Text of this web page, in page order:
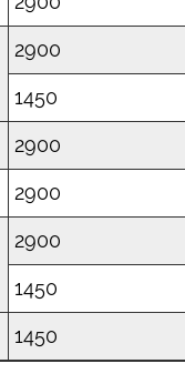
2900
1450
2900
2900
2900
1450
1450